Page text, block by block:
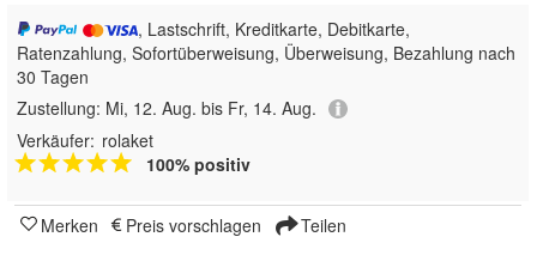
, Lastschrift, Kreditkarte, Debitkarte,
Ratenzahlung, Sofortüberweisung, Überweisung, Bezahlung nach
30 Tagen
Zustellung: Mi, 12. Aug. bis Fr, 14. Aug.
Verkäufer: rolaket
100% positiv
Merken Preis vorschlagen Teilen